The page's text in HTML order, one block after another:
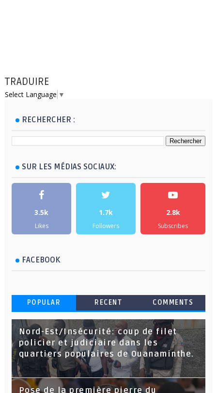
TRADUIRE
Select Language ▼
RECHERCHER :
SUR LES MÉDIAS SOCIAUX:
3.5k
Likes
1.7k
Followers
2.8k
Subscribes
FACEBOOK
POPULAR RECENT COMMENTS
Nord-Est/Insécurité: coup de filet
policier et judiciaire dans les
quartiers populaires de Ouanaminthe.
Pose de la première pierre du